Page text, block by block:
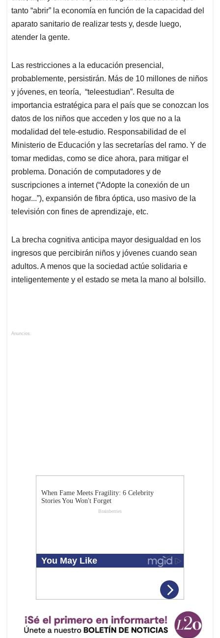
tanto “abrir” la economía en función de la capacidad del
aparato sanitario de realizar tests y, desde luego,
atender la gente.
Las restricciones a la educación presencial,
probablemente, persistirán. Más de 10 millones de niños
y jóvenes, en teoría, “teleestudian”. Resulta de
importancia estratégica para el país que se conozcan los
datos de los niños que acceden y los que no a la
modalidad del tele-estudio. Responsabilidad de el
Ministerio de Educación y las secretarías del ramo. Y de
tomar medidas, como se dice ahora, para mitigar el
problema. Donación de computadores y de
suscripciones a internet (“Adopte la conexión de un
hogar...”), expansión de fibra óptica, uso masivo de la
televisión con fines de aprendizaje, etc.
La brecha cognitiva anticipa mayor desigualdad en los
ingresos que percibirán niños y jóvenes cuando sean
adultos. A menos que la sociedad actúe solidaria e
inteligentemente y el estado se meta la mano al bolsillo.
Anuncios.